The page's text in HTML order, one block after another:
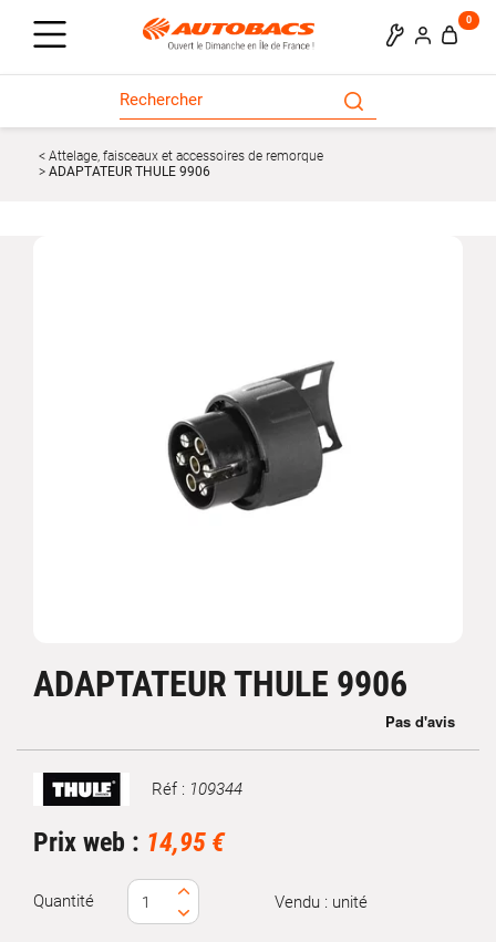
0
Attelage, faisceaux et accessoires de remorque
ADAPTATEUR THULE 9906
ADAPTATEUR THULE 9906
Marque Réf : 109344
Prix web : 14,95 €
Quantité Vendu : unité